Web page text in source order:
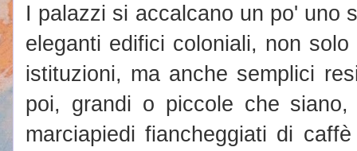
I palazzi si accalcano un po' uno
eleganti edifici coloniali, non
istituzioni, ma anche semplici
poi, grandi o piccole che
marciapiedi fiancheggiati di